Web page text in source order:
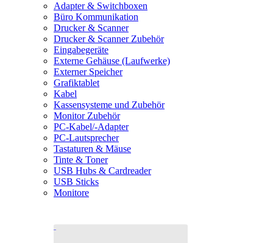
Adapter & Switchboxen
Büro Kommunikation
Drucker & Scanner
Drucker & Scanner Zubehör
Eingabegeräte
Externe Gehäuse (Laufwerke)
Externer Speicher
Grafiktablet
Kabel
Kassensysteme und Zubehör
Monitor Zubehör
PC-Kabel/-Adapter
PC-Lautsprecher
Tastaturen & Mäuse
Tinte & Toner
USB Hubs & Cardreader
USB Sticks
Monitore